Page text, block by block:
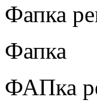
Фапка
Фапка
ФАПка